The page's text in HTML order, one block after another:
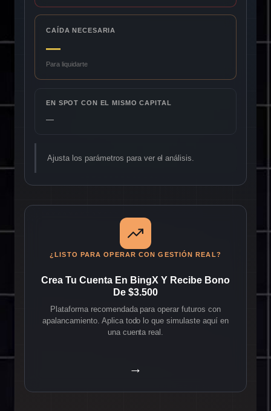
CAÍDA NECESARIA
—
Para liquidarte
EN SPOT CON EL MISMO CAPITAL
—
Ajusta los parámetros para ver el análisis.
¿LISTO PARA OPERAR CON GESTIÓN REAL?
Crea Tu Cuenta En BingX Y Recibe Bono
De $3.500
Plataforma recomendada para operar futuros con
apalancamiento. Aplica todo lo que simulaste aquí en
una cuenta real.
→